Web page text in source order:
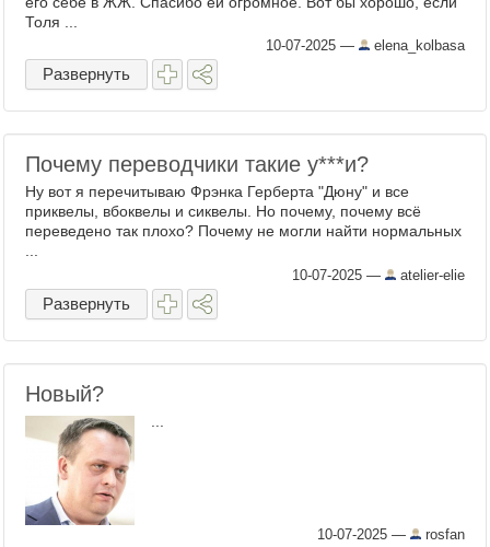
Толя ...
10-07-2025 — elena_kolbasa
Развернуть
Почему переводчики такие у​***и?
Ну вот я перечитываю Фрэнка Герберта "Дюну" и все
приквелы, вбоквелы и сиквелы. Но почему, почему всё
переведено так плохо? Почему не могли найти нормальных
10-07-2025 — atelier-elie
Развернуть
Новый?
10-07-2025 — rosfan